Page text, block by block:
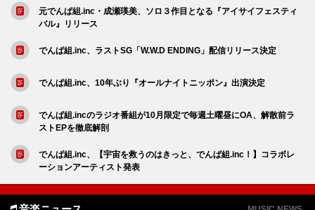
元でんぱ組.inc・成瀬瑛美、ソロ３作目となる『アイサイフェスティ
バル』リリース
でんぱ組.inc、ラストSG「W.W.D ENDING」配信リリース決定
でんぱ組.inc、10年ぶり『オールナイトニッポン』出演決定
でんぱ組.incのラジオ番組が10月限定で毎週土曜昼にOA、解散前ラ
ストEPを徹底解剖
でんぱ組.inc、【宇宙を救うのはきっと、でんぱ組.inc！】コラボレ
ーションアーティスト発表